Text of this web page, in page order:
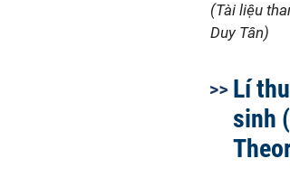
(Tài liệu
Duy Tân)
Lí
sinh